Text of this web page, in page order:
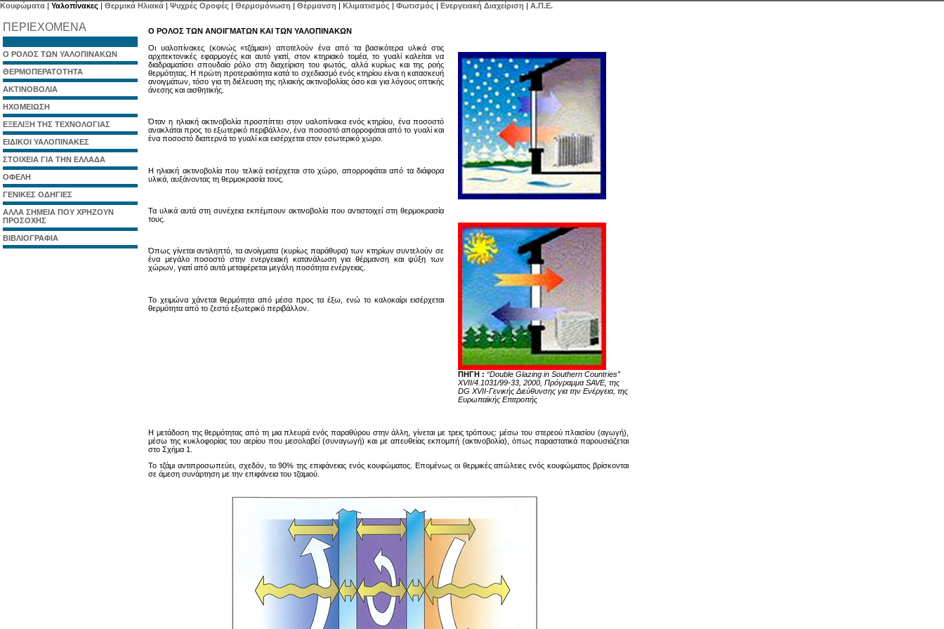
Κουφώματα | Υαλοπίνακες | Θερμικά Ηλιακά | Ψυχρές Οροφές | Θερμομόνωση | Θέρμανση | Κλιματισμός | Φωτισμός | Ενεργειακή Διαχείριση | Α.Π.Ε.
ΠΕΡΙΕΧΟΜΕΝΑ
Ο ΡΟΛΟΣ ΤΩΝ ΥΑΛΟΠΙΝΑΚΩΝ
ΘΕΡΜΟΠΕΡΑΤΟΤΗΤΑ
ΑΚΤΙΝΟΒΟΛΙΑ
ΗΧΟΜΕΙΩΣΗ
ΕΞΕΛΙΞΗ ΤΗΣ ΤΕΧΝΟΛΟΓΙΑΣ
ΕΙΔΙΚΟΙ ΥΑΛΟΠΙΝΑΚΕΣ
ΣΤΟΙΧΕΙΑ ΓΙΑ ΤΗΝ ΕΛΛΑΔΑ
ΟΦΕΛΗ
ΓΕΝΙΚΕΣ ΟΔΗΓΙΕΣ
ΑΛΛΑ ΣΗΜΕΙΑ ΠΟΥ ΧΡΗΖΟΥΝ
ΠΡΟΣΟΧΗΣ
ΒΙΒΛΙΟΓΡΑΦΙΑ
Ο ΡΟΛΟΣ ΤΩΝ ΑΝΟΙΓΜΑΤΩΝ ΚΑΙ ΤΩΝ ΥΑΛΟΠΙΝΑΚΩΝ
Οι υαλοπίνακες (κοινώς «τζάμια») αποτελούν ένα από τα βασικότερα υλικά στις
αρχιτεκτονικές εφαρμογές και αυτό γιατί, στον κτηριακό τομέα, το γυαλί καλείται να
διαδραματίσει σπουδαίο ρόλο στη διαχείριση του φωτός, αλλά κυρίως και της ροής
θερμότητας. Η πρώτη προτεραιότητα κατά το σχεδιασμό ενός κτηρίου είναι η κατασκευή
ανοιγμάτων, τόσο για τη διέλευση της ηλιακής ακτινοβολίας όσο και για λόγους οπτικής
άνεσης και αισθητικής.
Όταν η ηλιακή ακτινοβολία προσπίπτει στον υαλοπίνακα ενός κτηρίου, ένα ποσοστό
ανακλάται προς το εξωτερικό περιβάλλον, ένα ποσοστό απορροφάται από το γυαλί και
ένα ποσοστό διαπερνά το γυαλί και εισέρχεται στον εσωτερικό χώρο.
Η ηλιακή ακτινοβολία που τελικά εισέρχεται στο χώρο, απορροφάται από τα διάφορα
υλικά, αυξάνοντας τη θερμοκρασία τους.
Τα υλικά αυτά στη συνέχεια εκπέμπουν ακτινοβολία που αντιστοιχεί στη θερμοκρασία
τους.
Όπως γίνεται αντιληπτό, τα ανοίγματα (κυρίως παράθυρα) των κτηρίων συντελούν σε
ένα μεγάλο ποσοστό στην ενεργειακή κατανάλωση για θέρμανση και ψύξη των
χώρων, γιατί από αυτά μεταφέρεται μεγάλη ποσότητα ενέργειας.
Το χειμώνα χάνεται θερμότητα από μέσα προς τα έξω, ενώ το καλοκαίρι εισέρχεται
θερμότητα από το ζεστό εξωτερικό περιβάλλον.
ΠΗΓΗ : “Double Glazing in Southern Countries”
XVII/4.1031/99-33, 2000, Πρόγραμμα SAVE, της
DG XVII-Γενικής Διεύθυνσης για την Ενέργεια, της
Ευρωπαϊκής Επιτροπής
Η μετάδοση της θερμότητας από τη μια πλευρά ενός παραθύρου στην άλλη, γίνεται με τρεις τρόπους: μέσω του στερεού πλαισίου (αγωγή),
μέσω της κυκλοφορίας του αερίου που μεσολαβεί (συναγωγή) και με απευθείας εκπομπή (ακτινοβολία), όπως παραστατικά παρουσιάζεται
στο Σχήμα 1.
Το τζάμι αντιπροσωπεύει, σχεδόν, το 90% της επιφάνειας ενός κουφώματος. Επομένως οι θερμικές απώλειες ενός κουφώματος βρίσκονται
σε άμεση συνάρτηση με την επιφάνεια του τζαμιού.